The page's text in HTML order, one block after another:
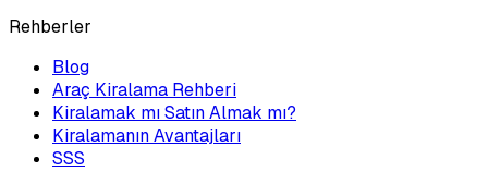
Rehberler
Blog
Araç Kiralama Rehberi
Kiralamak mı Satın Almak mı?
Kiralamanın Avantajları
SSS